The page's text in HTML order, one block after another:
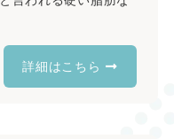
詳細はこちら